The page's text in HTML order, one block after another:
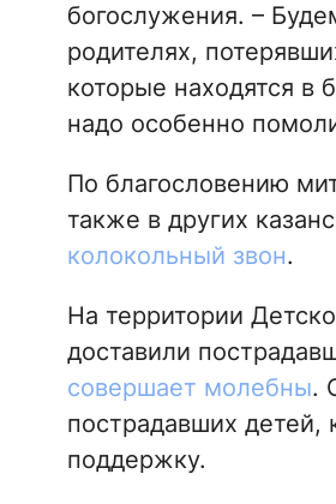
богослужения. –
родителях,
которые находятся в
надо особенно
По благословению
также в других
колокольный звон.
На территории
доставили
совершает молебны.
пострадавших детей,
поддержку.